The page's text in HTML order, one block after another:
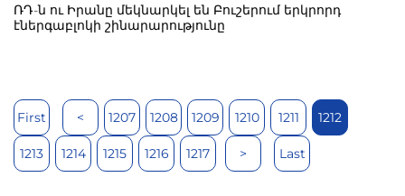
ՌԴ-ն ու Իրանը մեկնարկել են Բուշերում երկրորդ
էներգաբլոկի շինարարությունը
First < 1207 1208 1209 1210 1211 1212
1213 1214 1215 1216 1217 > Last